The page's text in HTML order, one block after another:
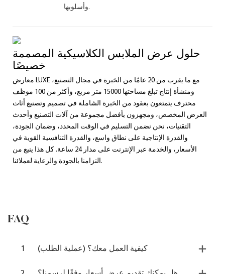
وأسلوبها.
حلول عرض الملابس الكلاسيكية المصممة
خصيصًا
معارض LUXE مع ما يقرب من 20 عامًا من الخبرة في مجال التصنيع،
ومنشأة إنتاج تبلغ مساحتها 15000 متر مربع، وأكثر من 100 موظف
محترف يتمتعون بعقود من الخبرة الشاملة في تصميم وتصنيع أثاث
العرض المخصص، ومجهزون بأفضل مجموعة من آلات التصنيع وأحدث
التقنيات، نحن نضمن التسليم في الوقت المحدد، وضمان الجودة،
والقدرة الإنتاجية على نطاق واسع، والقدرة التنافسية القوية في
الأسعار، والخدمة عبر الإنترنت على مدار 24 ساعة. كل هذا ينبع من
التزامنا بالجودة والرعاية لعملائنا.
FAQ
1
كيفية العمل معك؟ (عملية الطلب)